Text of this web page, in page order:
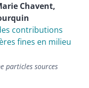
Chavent,
contributions
fines en milieu
particles sources